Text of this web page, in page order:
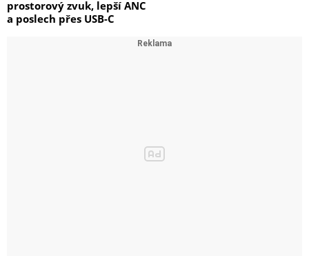
prostorový zvuk, lepší ANC
a poslech přes USB-C